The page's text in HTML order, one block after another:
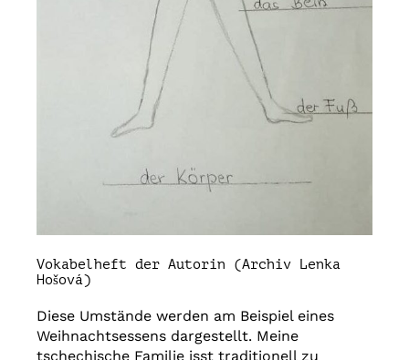
Vokabelheft der Autorin (Archiv Lenka
Hošová)
Diese Umstände werden am Beispiel eines
Weihnachtsessens dargestellt. Meine
tschechische Familie isst traditionell zu